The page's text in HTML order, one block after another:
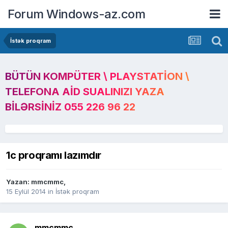
Forum Windows-az.com
İstək proqram
BÜTÜN KOMPÜTER \ PLAYSTATION \
TELEFONA AID SUALINIZI YAZA
BILƏRSINIZ 055 226 96 22
1c proqramı lazımdır
Yazan: mmcmmc,
15 Eylül 2014 in İstək proqram